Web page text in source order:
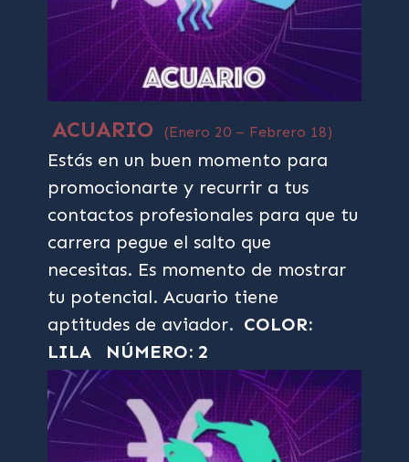
ACUARIO (Enero 20 – Febrero 18)
Estás en un buen momento para
promocionarte y recurrir a tus
contactos profesionales para que tu
carrera pegue el salto que
necesitas. Es momento de mostrar
tu potencial. Acuario tiene
aptitudes de aviador. COLOR:
LILA
NÚMERO: 2